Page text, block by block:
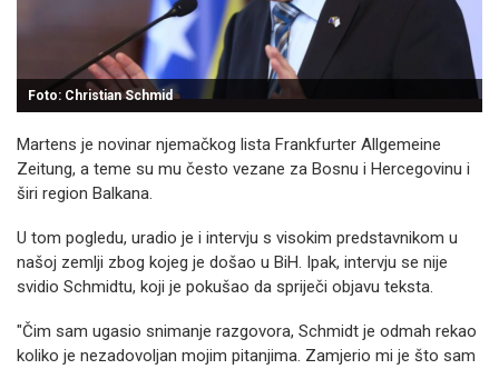
Foto: Christian Schmid
Martens je novinar njemačkog lista Frankfurter Allgemeine
Zeitung, a teme su mu često vezane za Bosnu i Hercegovinu i
širi region Balkana.
U tom pogledu, uradio je i intervju s visokim predstavnikom u
našoj zemlji zbog kojeg je došao u BiH. Ipak, intervju se nije
svidio Schmidtu, koji je pokušao da spriječi objavu teksta.
"Čim sam ugasio snimanje razgovora, Schmidt je odmah rekao
koliko je nezadovoljan mojim pitanjima. Zamjerio mi je što sam